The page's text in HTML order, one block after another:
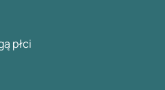
płci